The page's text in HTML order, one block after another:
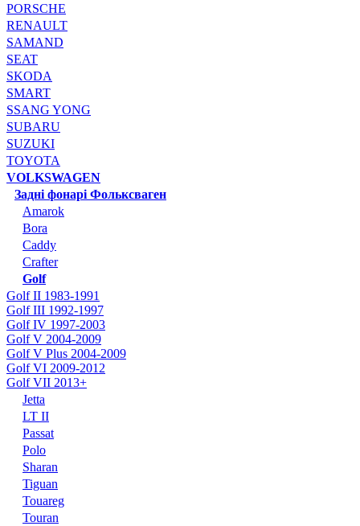
PORSCHE
RENAULT
SAMAND
SEAT
SKODA
SMART
SSANG YONG
SUBARU
SUZUKI
TOYOTA
VOLKSWAGEN
Задні фонарі Фольксваген
Amarok
Bora
Caddy
Crafter
Golf
Golf II 1983-1991
Golf III 1992-1997
Golf IV 1997-2003
Golf V 2004-2009
Golf V Plus 2004-2009
Golf VI 2009-2012
Golf VII 2013+
Jetta
LT II
Passat
Polo
Sharan
Tiguan
Touareg
Touran